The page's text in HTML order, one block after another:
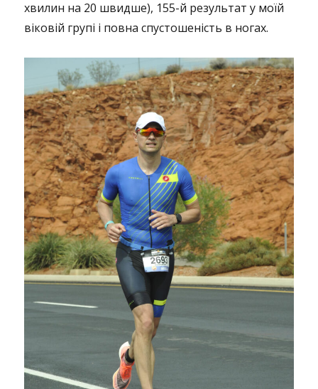
хвилин на 20 швидше), 155-й результат у моїй
віковій групі і повна спустошеність в ногах.